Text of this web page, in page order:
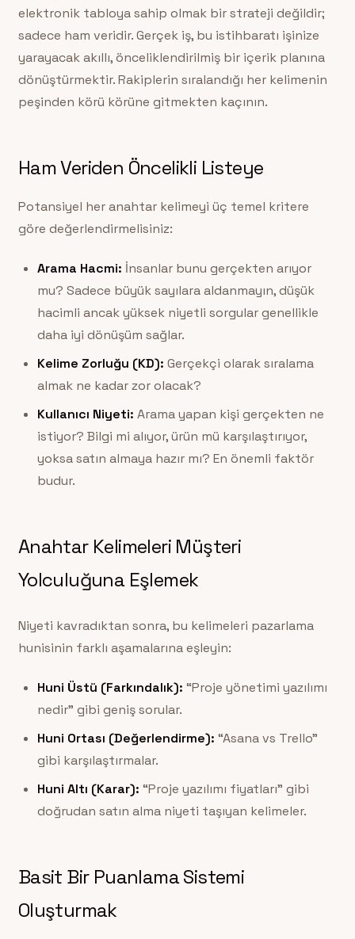
elektronik tabloya sahip olmak bir strateji değildir;
sadece ham veridir. Gerçek iş, bu istihbaratı işinize
yarayacak akıllı, önceliklendirilmiş bir içerik planına
dönüştürmektir. Rakiplerin sıralandığı her kelimenin
peşinden körü körüne gitmekten kaçının.
Ham Veriden Öncelikli Listeye
Potansiyel her anahtar kelimeyi üç temel kritere
göre değerlendirmelisiniz:
Arama Hacmi: İnsanlar bunu gerçekten arıyor
mu? Sadece büyük sayılara aldanmayın, düşük
hacimli ancak yüksek niyetli sorgular genellikle
daha iyi dönüşüm sağlar.
Kelime Zorluğu (KD): Gerçekçi olarak sıralama
almak ne kadar zor olacak?
Kullanıcı Niyeti: Arama yapan kişi gerçekten ne
istiyor? Bilgi mi alıyor, ürün mü karşılaştırıyor,
yoksa satın almaya hazır mı? En önemli faktör
budur.
Anahtar Kelimeleri Müşteri
Yolculuğuna Eşlemek
Niyeti kavradıktan sonra, bu kelimeleri pazarlama
hunisinin farklı aşamalarına eşleyin:
Huni Üstü (Farkındalık): “Proje yönetimi yazılımı
nedir” gibi geniş sorular.
Huni Ortası (Değerlendirme): “Asana vs Trello”
gibi karşılaştırmalar.
Huni Altı (Karar): “Proje yazılımı fiyatları” gibi
doğrudan satın alma niyeti taşıyan kelimeler.
Basit Bir Puanlama Sistemi
Oluşturmak